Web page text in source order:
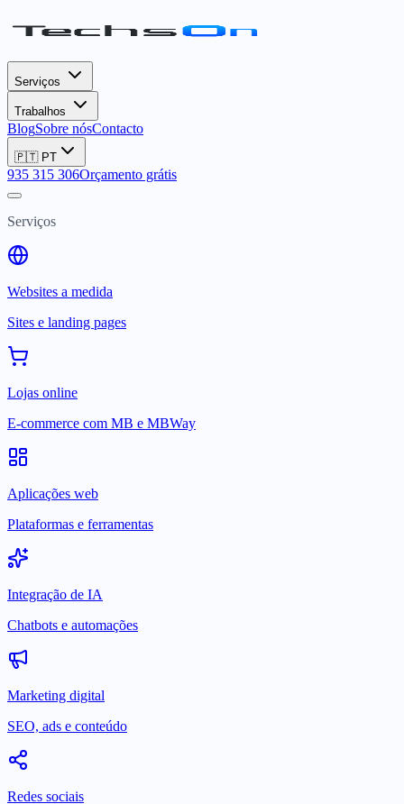
Serviços
Trabalhos
BlogSobre nósContacto
🇵🇹 PT
935 315 306Orçamento grátis
Serviços
Websites a medida
Sites e landing pages
Lojas online
E-commerce com MB e MBWay
Aplicações web
Plataformas e ferramentas
Integração de IA
Chatbots e automações
Marketing digital
SEO, ads e conteúdo
Redes sociais